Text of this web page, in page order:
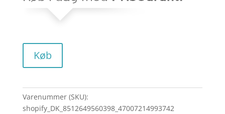
Køb
Varenummer (SKU):
shopify_DK_8512649560398_47007214993742